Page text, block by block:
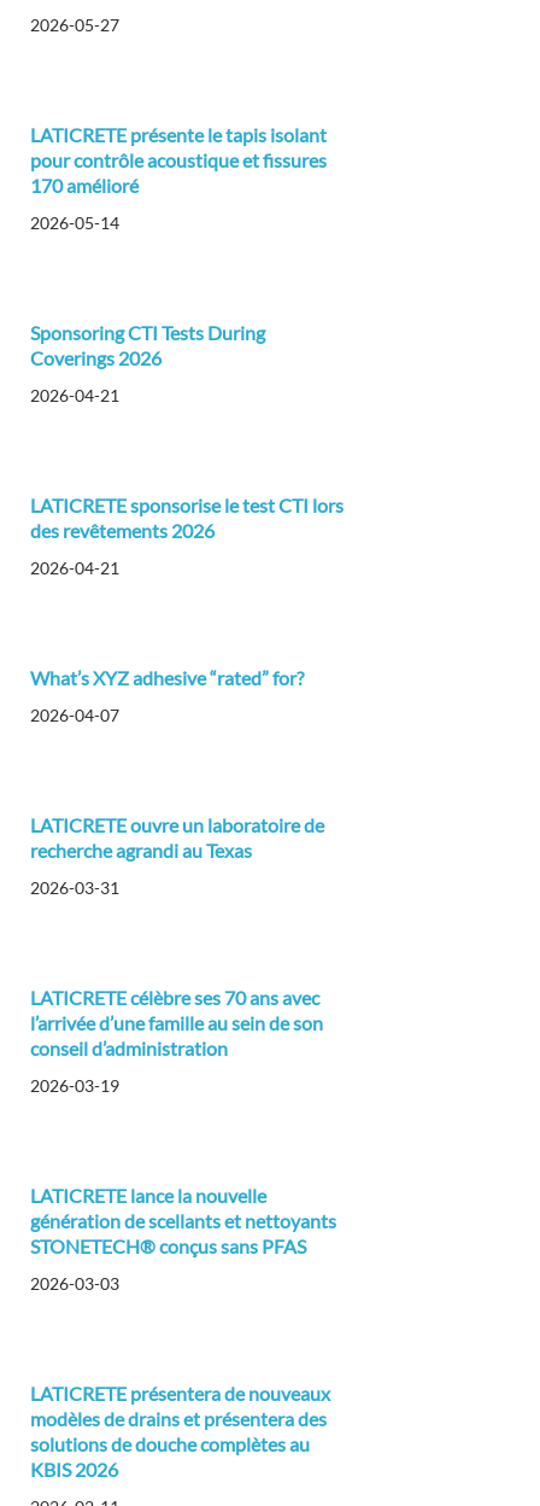
2026-05-27
LATICRETE présente le tapis isolant
pour contrôle acoustique et fissures
170 amélioré
2026-05-14
Sponsoring CTI Tests During
Coverings 2026
2026-04-21
LATICRETE sponsorise le test CTI lors
des revêtements 2026
2026-04-21
What’s XYZ adhesive “rated” for?
2026-04-07
LATICRETE ouvre un laboratoire de
recherche agrandi au Texas
2026-03-31
LATICRETE célèbre ses 70 ans avec
l’arrivée d’une famille au sein de son
conseil d’administration
2026-03-19
LATICRETE lance la nouvelle
génération de scellants et nettoyants
STONETECH® conçus sans PFAS
2026-03-03
LATICRETE présentera de nouveaux
modèles de drains et présentera des
solutions de douche complètes au
KBIS 2026